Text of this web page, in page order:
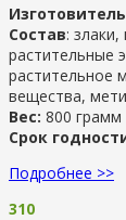
Состав:
растительные
растительное
вещества,
Вес: 800 грамм
Срок
Подробнее >>
310